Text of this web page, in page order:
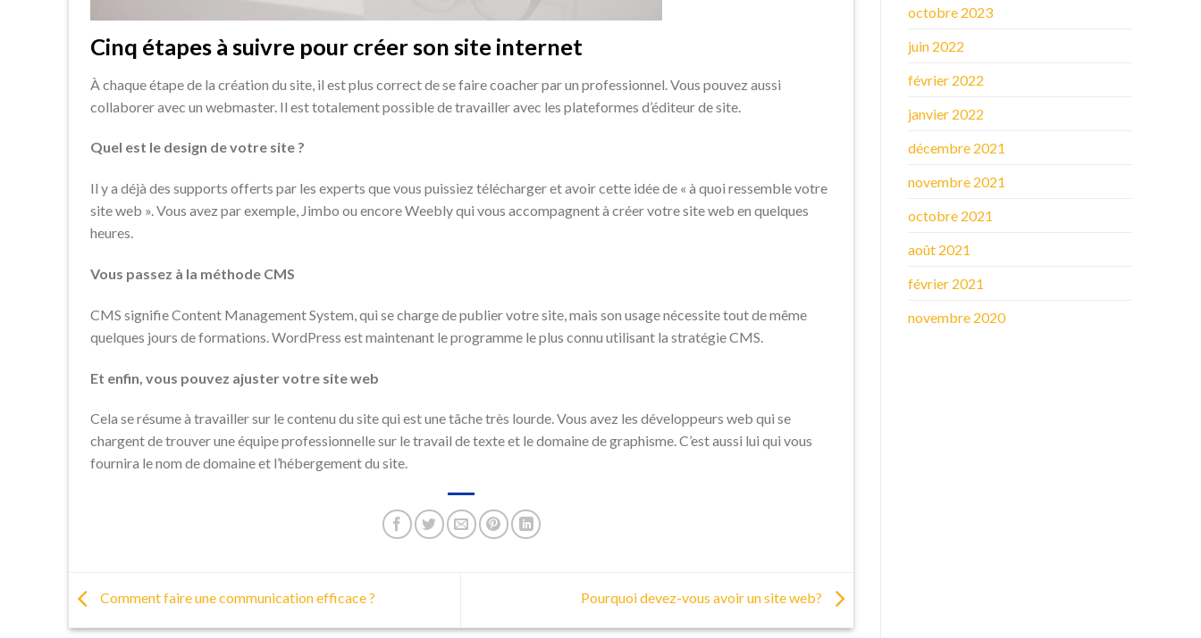
Cinq étapes à suivre pour créer son site internet
À chaque étape de la création du site, il est plus correct de se faire coacher par un professionnel. Vous pouvez aussi
collaborer avec un webmaster. Il est totalement possible de travailler avec les plateformes d’éditeur de site.
Quel est le design de votre site ?
Il y a déjà des supports offerts par les experts que vous puissiez télécharger et avoir cette idée de « à quoi ressemble votre
site web ». Vous avez par exemple, Jimbo ou encore Weebly qui vous accompagnent à créer votre site web en quelques
heures.
Vous passez à la méthode CMS
CMS signifie Content Management System, qui se charge de publier votre site, mais son usage nécessite tout de même
quelques jours de formations. WordPress est maintenant le programme le plus connu utilisant la stratégie CMS.
Et enfin, vous pouvez ajuster votre site web
Cela se résume à travailler sur le contenu du site qui est une tâche très lourde. Vous avez les développeurs web qui se
chargent de trouver une équipe professionnelle sur le travail de texte et le domaine de graphisme. C’est aussi lui qui vous
fournira le nom de domaine et l’hébergement du site.
Comment faire une communication efficace ? Pourquoi devez-vous avoir un site web?
octobre 2023
juin 2022
février 2022
janvier 2022
décembre 2021
novembre 2021
octobre 2021
août 2021
février 2021
novembre 2020